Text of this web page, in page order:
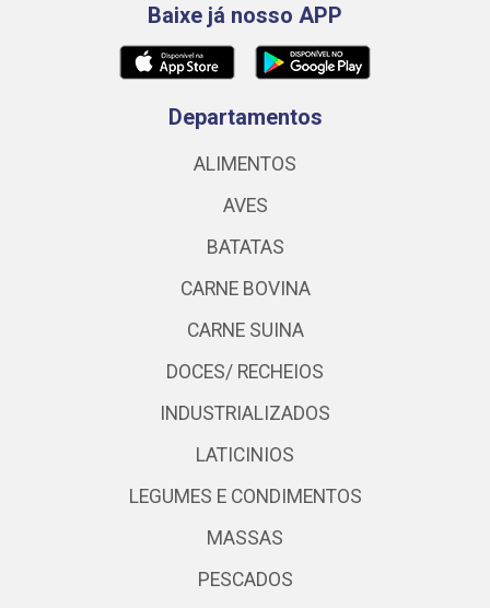
Baixe já nosso APP
Departamentos
ALIMENTOS
AVES
BATATAS
CARNE BOVINA
CARNE SUINA
DOCES/ RECHEIOS
INDUSTRIALIZADOS
LATICINIOS
LEGUMES E CONDIMENTOS
MASSAS
PESCADOS